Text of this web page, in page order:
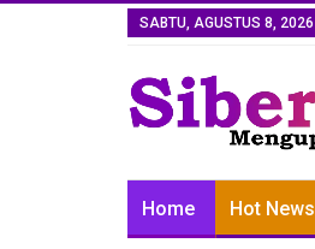
SABTU, AGUSTUS 8, 2026
Home Hot News